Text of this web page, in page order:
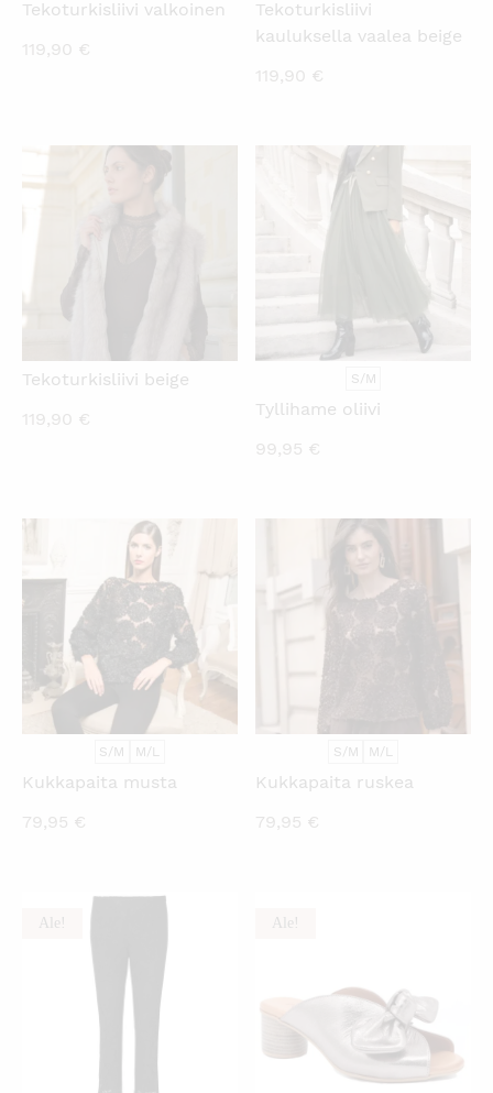
Tekoturkisliivi valkoinen
119,90 €
Tekoturkisliivi
kauluksella vaalea beige
119,90 €
KATSO PIKANÄKYMÄ
Tekoturkisliivi beige
119,90 €
KATSO PIKANÄKYMÄ
S/M
Tyllihame oliivi
99,95 €
KATSO PIKANÄKYMÄ
S/M M/L
Kukkapaita musta
79,95 €
KATSO PIKANÄKYMÄ
S/M M/L
Kukkapaita ruskea
79,95 €
Ale! Ale!